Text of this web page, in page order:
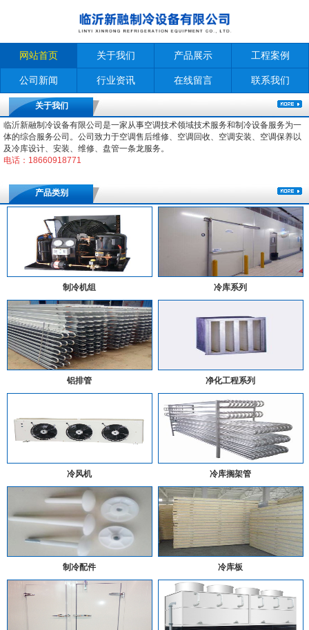
网站首页 关于我们 产品展示 工程案例
公司新闻 行业资讯 在线留言 联系我们
关于我们
临沂新融制冷设备有限公司是一家从事空调技术领域技术服务和制冷设备服务为一
体的综合服务公司。公司致力于空调售后维修、空调回收、空调安装、空调保养以
及冷库设计、安装、维修、盘管一条龙服务。
电话：18660918771
产品类别
制冷机组 冷库系列
铝排管 净化工程系列
冷风机 冷库搁架管
制冷配件 冷库板